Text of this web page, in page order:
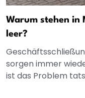
Warum stehen in
leer?
sorgen immer
ist das Problem